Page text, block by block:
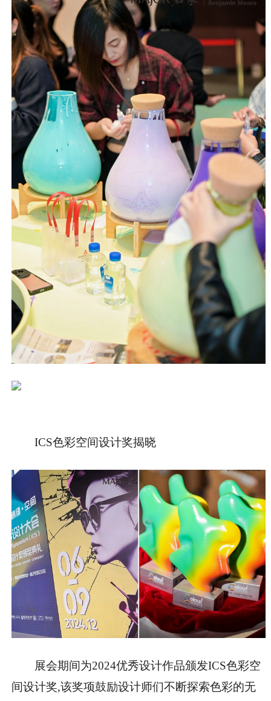
ICS色彩空间设计奖揭晓
展会期间为2024优秀设计作品颁发ICS色彩空
间设计奖,该奖项鼓励设计师们不断探索色彩的无